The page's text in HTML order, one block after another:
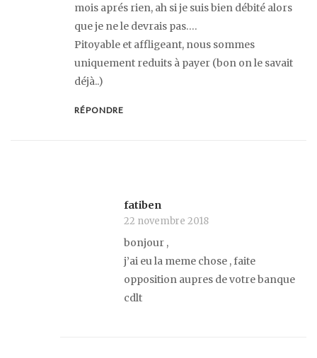
mois aprés rien, ah si je suis bien débité alors
que je ne le devrais pas….
Pitoyable et affligeant, nous sommes
uniquement reduits à payer (bon on le savait
déjà..)
RÉPONDRE
fatiben
22 novembre 2018
bonjour ,
j’ai eu la meme chose , faite
opposition aupres de votre banque
cdlt